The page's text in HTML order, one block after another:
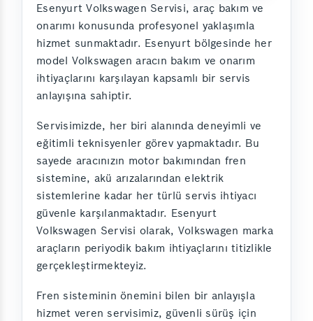
Esenyurt Volkswagen Servisi, araç bakım ve
onarımı konusunda profesyonel yaklaşımla
hizmet sunmaktadır. Esenyurt bölgesinde her
model Volkswagen aracın bakım ve onarım
ihtiyaçlarını karşılayan kapsamlı bir servis
anlayışına sahiptir.
Servisimizde, her biri alanında deneyimli ve
eğitimli teknisyenler görev yapmaktadır. Bu
sayede aracınızın motor bakımından fren
sistemine, akü arızalarından elektrik
sistemlerine kadar her türlü servis ihtiyacı
güvenle karşılanmaktadır. Esenyurt
Volkswagen Servisi olarak, Volkswagen marka
araçların periyodik bakım ihtiyaçlarını titizlikle
gerçekleştirmekteyiz.
Fren sisteminin önemini bilen bir anlayışla
hizmet veren servisimiz, güvenli sürüş için